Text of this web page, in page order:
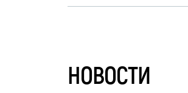
НОВОСТИ